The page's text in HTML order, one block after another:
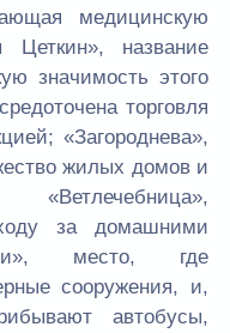
медицинскую
название
значимость этого
торговля
«Загороднева»,
жилых домов и
за домашними
место, где
сооружения, и,
автобусы,